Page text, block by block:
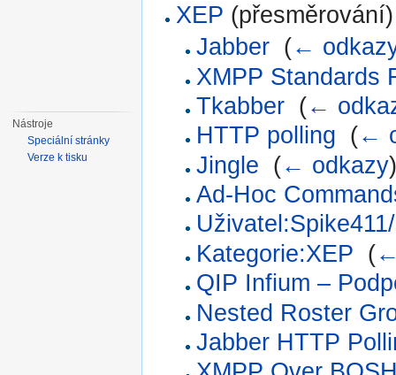
XEP
Jabber‎ (←
XMPP Standards
Tkabber‎ (←
HTTP polling (←
Jingle (← odkazy)
Ad-Hoc
Kategorie:XEP (←
QIP Infium –
Nested Roster
Jabber HTTP
Nástroje
Speciální stránky
Verze k tisku